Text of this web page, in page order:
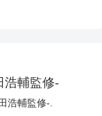
浩輔監修-
浩輔監修-.